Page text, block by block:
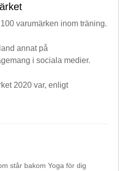
varumärken inom träning.
annat på
i sociala medier.
2020 var, enligt
står bakom Yoga för dig